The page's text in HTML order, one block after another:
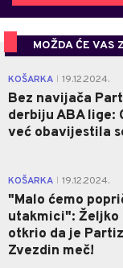
MOŽDA ĆE VAS
KOŠARKA 19.12.2024.
Bez navijača
derbiju ABA lige:
već obavijestila
KOŠARKA 19.12.2024.
"Malo ćemo
utakmici": Željko
otkrio da je
Zvezdin meč!